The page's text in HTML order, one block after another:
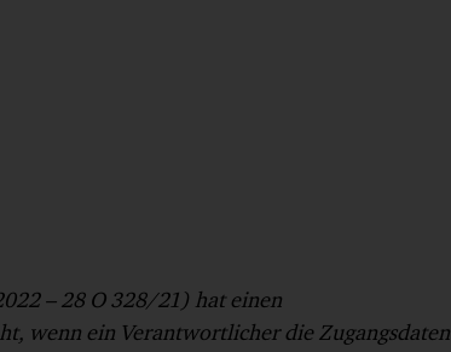
– 28 O 328/21) hat einen
wenn ein Verantwortlicher die Zugangsdaten